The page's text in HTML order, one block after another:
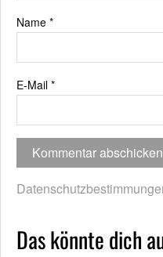
Name *
E-Mail *
Das könnte dich